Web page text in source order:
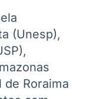
O setor de
energia elétrica
(Unesp),
de Roraima